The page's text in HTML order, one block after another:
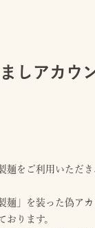
しアカウ
麺をご利用いただき
麺」を装った偽ア
おります。